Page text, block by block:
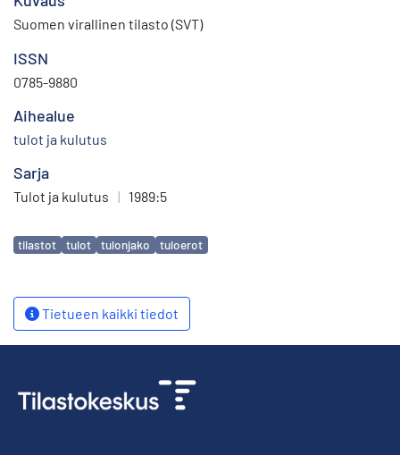
Suomen virallinen tilasto (SVT)
ISSN
0785-9880
Aihealue
tulot ja kulutus
Sarja
Tulot ja kulutus | 1989:5
Avainsanat
tilastot tulot tulonjako tuloerot
Tietueen kaikki tiedot